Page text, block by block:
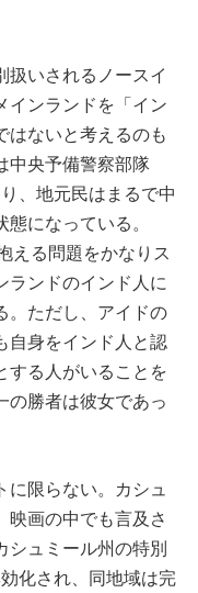
いされるノースイ
インランドを「イン
はないと考えるのも
中央予備警察部隊
、地元民はまるで中
になっている。
える問題をかなりス
ランドのインド人に
。ただし、アイドの
自身をインド人と認
する人がいることを
の勝者は彼女であっ
限らない。カシュ
映画の中でも言及さ
シュミール州の特別
化され、同地域は完